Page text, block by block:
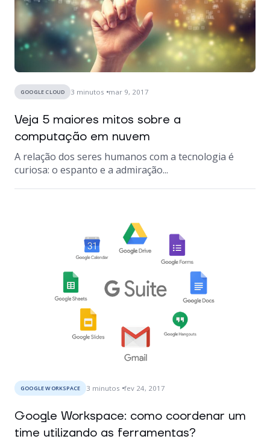
GOOGLE CLOUD 3 minutos mar 9, 2017
Veja 5 maiores mitos sobre a
computação em nuvem
A relação dos seres humanos com a tecnologia é
curiosa: o espanto e a admiração...
GOOGLE WORKSPACE 3 minutos fev 24, 2017
Google Workspace: como coordenar um
time utilizando as ferramentas?